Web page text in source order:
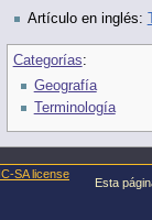
Artículo en inglés:
Categorías:
Geografía
Terminología
Esta